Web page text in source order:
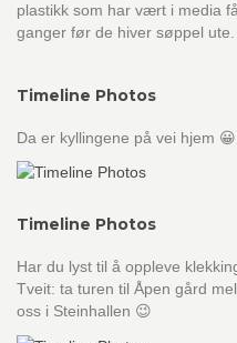
plastikk som har vært i media
ganger før de hiver søppel ute.
Timeline Photos
Da er kyllingene på vei hjem 😀
Timeline Photos
Har du lyst til å oppleve
Tveit: ta turen til Åpen gård
oss i Steinhallen 😉